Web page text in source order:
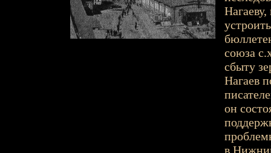
союза
сбыту
Нагаев
он
в